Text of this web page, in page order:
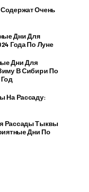
Очень
Дни Для
Года По Луне
Дни Для
В Сибири По
На Рассаду:
Рассады Тыквы
Дни По